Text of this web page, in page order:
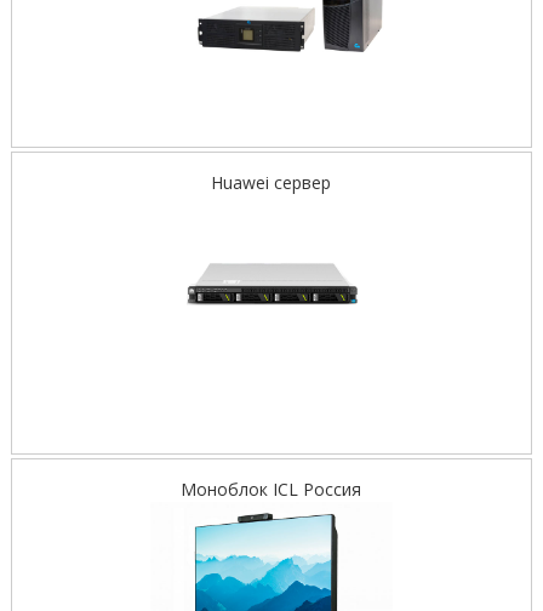
Huawei сервер
Моноблок ICL Россия